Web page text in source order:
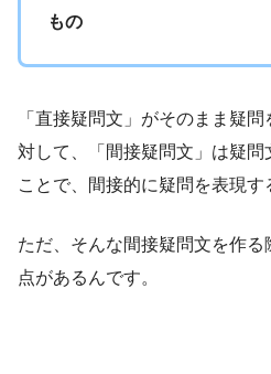
もの
「直接疑問文」がそのまま疑
対して、「間接疑問文」は疑
ことで、間接的に疑問を表現す
ただ、そんな間接疑問文を作
点があるんです。